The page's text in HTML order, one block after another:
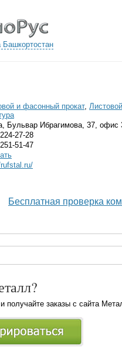
Башкортостан
и фасонный прокат,
Бульвар Ибрагимова, 37, офис
27-28
51-47
Бесплатная проверка
получайте заказы с сайта